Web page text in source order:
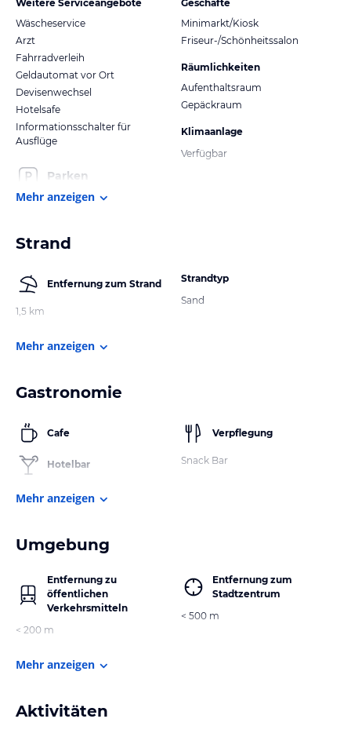
Weitere Serviceangebote
Wäscheservice
Arzt
Fahrradverleih
Geldautomat vor Ort
Devisenwechsel
Hotelsafe
Informationsschalter für
Ausflüge
Parken
Geschäfte
Minimarkt/Kiosk
Friseur-/Schönheitssalon
Räumlichkeiten
Aufenthaltsraum
Gepäckraum
Klimaanlage
Verfügbar
Mehr anzeigen
Strand
Entfernung zum Strand
1,5 km
Strandtyp
Sand
Mehr anzeigen
Gastronomie
Cafe
Hotelbar
Verpflegung
Snack Bar
Mehr anzeigen
Umgebung
Entfernung zu
öffentlichen
Verkehrsmitteln
< 200 m
Entfernung zum
Stadtzentrum
< 500 m
Mehr anzeigen
Aktivitäten